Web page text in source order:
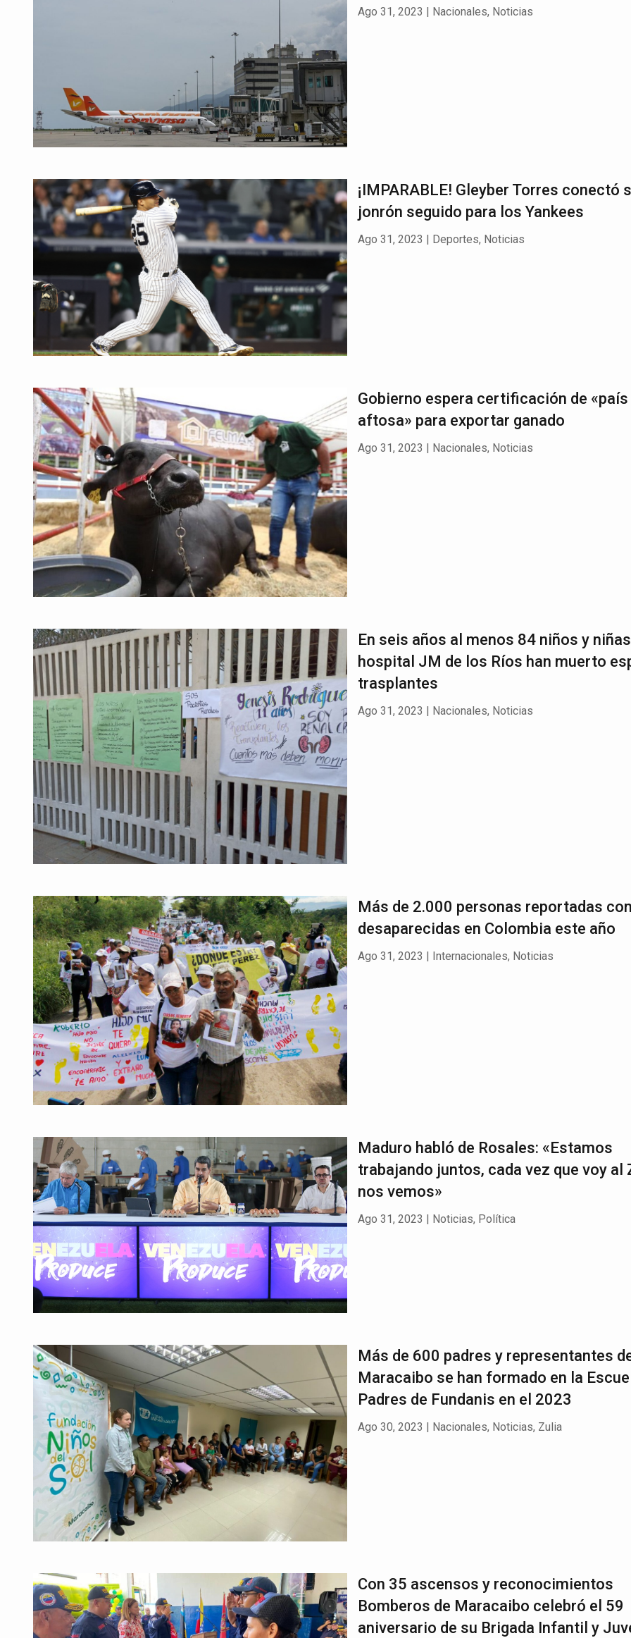
Ago 31, 2023 | Nacionales, Noticias
¡IMPARABLE! Gleyber Torres conectó
jonrón seguido para los Yankees
Ago 31, 2023 Deportes, Noticias
Gobierno espera certificación de
aftosa» para exportar ganado
Ago 31, 2023 | Nacionales, Noticias
En seis años al menos 84 niños y
hospital JM de los Ríos han muerto
trasplantes
Ago 31, 2023 | Nacionales, Noticias
Más de 2.000 personas reportadas
desaparecidas en Colombia este año
Ago 31, 2023 | Internacionales, Noticias
Maduro habló de Rosales: «Estamos
trabajando juntos, cada vez que voy al
nos vemos»
Ago 31, 2023 | Noticias, Política
Más de 600 padres y representantes
Maracaibo se han formado en la
Padres de Fundanis en el 2023
Ago 30, 2023 Nacionales, Noticias, Zulia
Con 35 ascensos y reconocimientos
Bomberos de Maracaibo celebró el 59
aniversario de su Brigada Infantil y